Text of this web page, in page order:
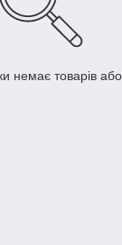
немає товарів